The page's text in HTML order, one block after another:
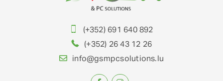
(+352) 691 640 892
(+352) 26 43 12 26
info@gsmpcsolutions.lu